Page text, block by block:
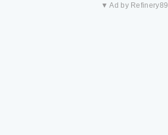
▼ Ad by Refinery89